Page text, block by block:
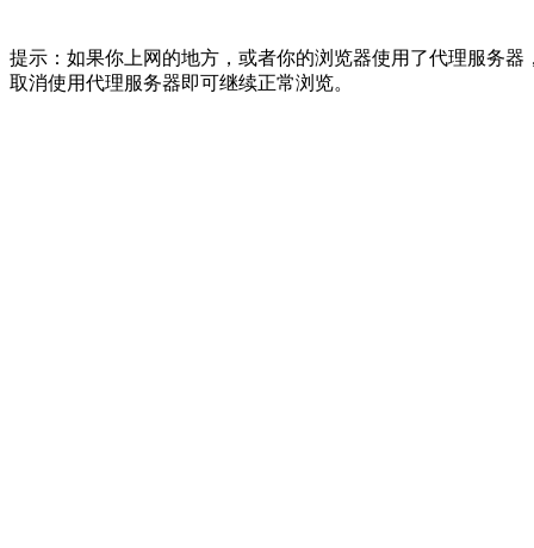
提示：如果你上网的地方，或者你的浏览器使用了代理服务
取消使用代理服务器即可继续正常浏览。